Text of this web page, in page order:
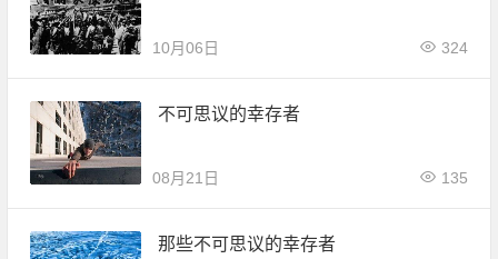
10月06日 324
不可思议的幸存者
08月21日 135
那些不可思议的幸存者